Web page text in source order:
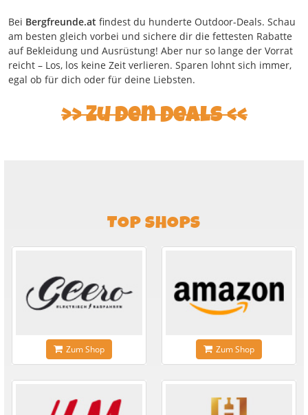
Bei Bergfreunde.at findest du hunderte Outdoor-Deals. Schau
am besten gleich vorbei und sichere dir die fettesten Rabatte
auf Bekleidung und Ausrüstung! Aber nur so lange der Vorrat
reicht – Los, los keine Zeit verlieren. Sparen lohnt sich immer,
egal ob für dich oder für deine Liebsten.
Zu den Deals
TOP SHOPS
Zum Shop Zum Shop